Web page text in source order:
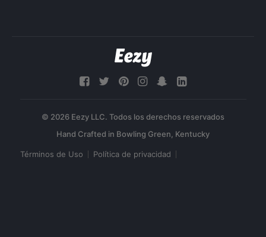
© 2026 Eezy LLC. Todos los derechos reservados
Términos de Uso Política de privacidad